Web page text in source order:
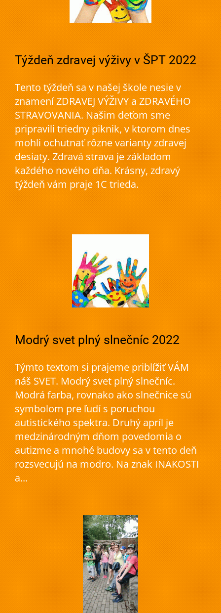
Týždeň zdravej výživy v ŠPT 2022
Tento týždeň sa v našej škole nesie v
znamení ZDRAVEJ VÝŽIVY a ZDRAVÉHO
STRAVOVANIA. Našim deťom sme
pripravili triedny piknik, v ktorom dnes
mohli ochutnať rôzne varianty zdravej
desiaty. Zdravá strava je základom
každého nového dňa. Krásny, zdravý
týždeň vám praje 1C trieda.
Modrý svet plný slnečníc 2022
Týmto textom si prajeme priblížiť VÁM
náš SVET. Modrý svet plný slnečníc.
Modrá farba, rovnako ako slnečnice sú
symbolom pre ľudí s poruchou
autistického spektra. Druhý apríl je
medzinárodným dňom povedomia o
autizme a mnohé budovy sa v tento deň
rozsvecujú na modro. Na znak INAKOSTI
a...